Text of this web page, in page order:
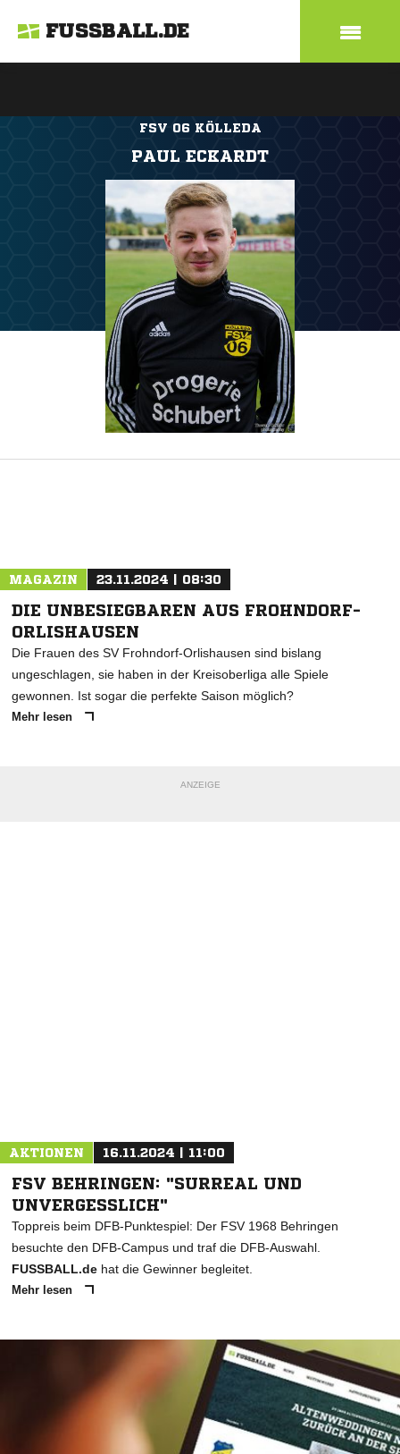
FUSSBALL.DE
FSV 06 KÖLLEDA
PAUL ECKARDT
MAGAZIN 23.11.2024 | 08:30
DIE UNBESIEGBAREN AUS FROHNDORF-
ORLISHAUSEN
Die Frauen des SV Frohndorf-Orlishausen sind bislang
ungeschlagen, sie haben in der Kreisoberliga alle Spiele
gewonnen. Ist sogar die perfekte Saison möglich?
Mehr lesen
ANZEIGE
AKTIONEN 16.11.2024 | 11:00
FSV BEHRINGEN: "SURREAL UND
UNVERGESSLICH"
Toppreis beim DFB-Punktespiel: Der FSV 1968 Behringen
besuchte den DFB-Campus und traf die DFB-Auswahl.
FUSSBALL.de hat die Gewinner begleitet.
Mehr lesen